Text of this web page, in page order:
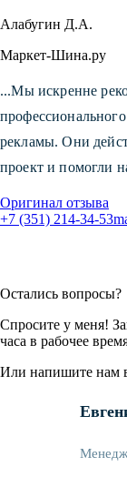
Алабугин Д.А.
Маркет-Шина.ру
...Мы искренне
рекламы. Они
проект и помогли
Оригинал отзыва
+7 (351) 214-34-53
Остались вопросы?
Спросите у меня!
часа в рабочее
Или напишите нам